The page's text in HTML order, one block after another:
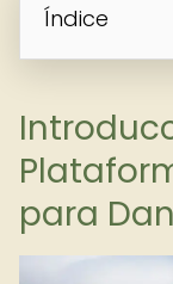
Índice
para